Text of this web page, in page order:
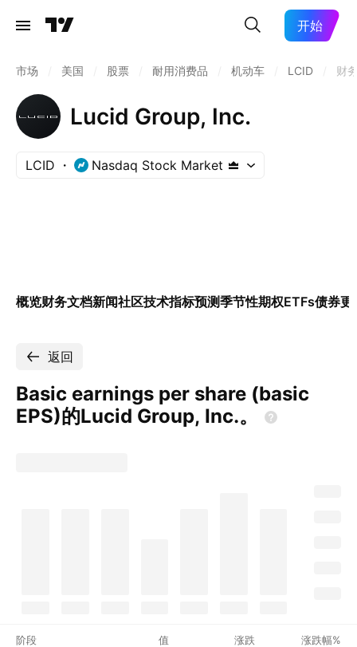
开始
市场 美国 股票 耐用消费品 机动车 LCID 财
Lucid Group, Inc.
LCID Nasdaq Stock Market
概览财务文档新闻社区技术指标预测季节性期权ETFs债券更
返回
Basic earnings per share (basic
EPS)的Lucid Group, Inc.。
阶段 值 涨跌 涨跌幅%